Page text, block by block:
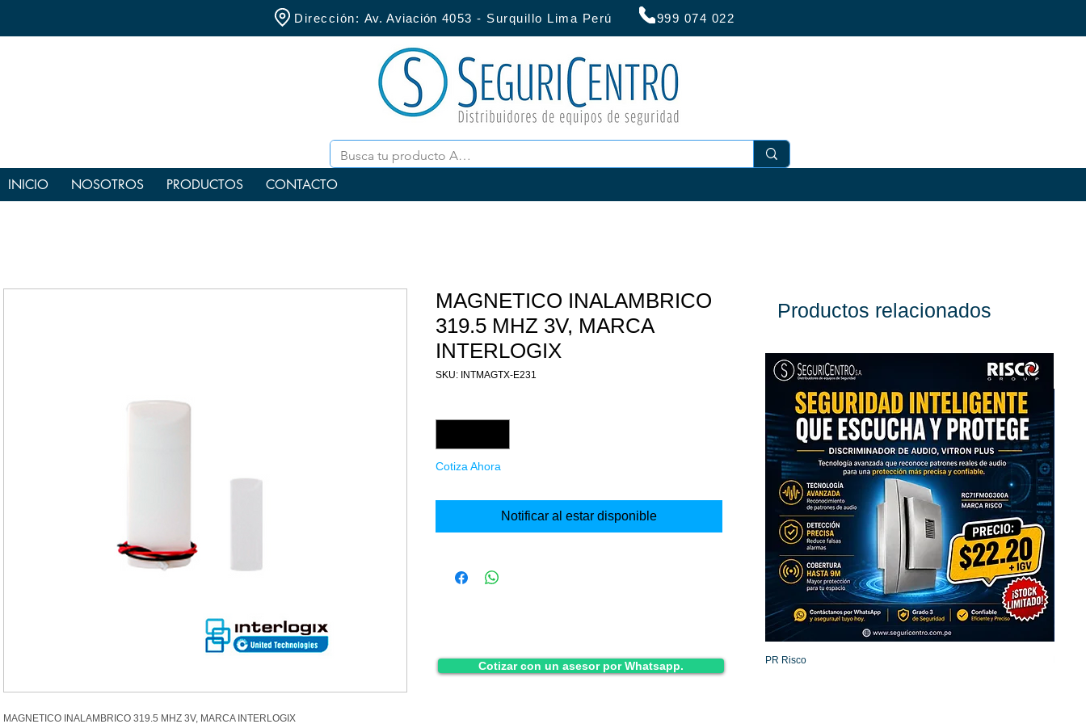
Dirección: Av. Aviación 4053 - Surquillo Lima Perú 999 074 022
INICIO NOSOTROS PRODUCTOS CONTACTO
MAGNETICO INALAMBRICO 319.5 MHZ 3V, MARCA INTERLOGIX
MAGNETICO INALAMBRICO
319.5 MHZ 3V, MARCA
INTERLOGIX
SKU: INTMAGTX-E231
Cotiza Ahora
Notificar al estar disponible
Cotizar con un asesor por Whatsapp.
Productos relacionados
PR Risco